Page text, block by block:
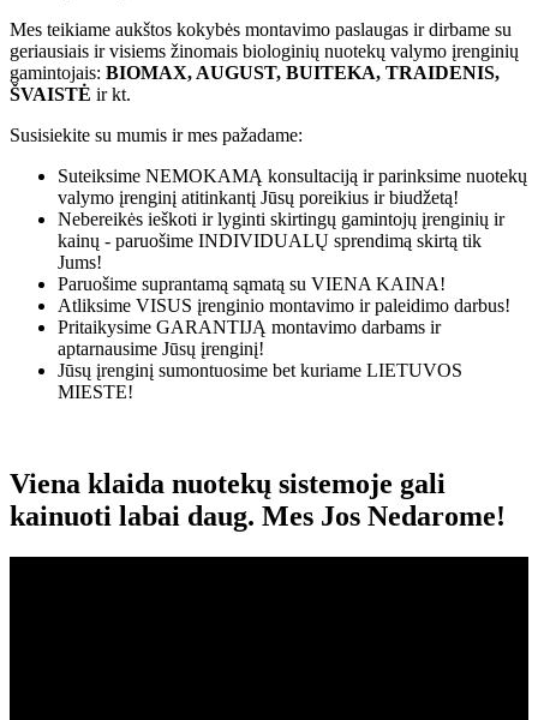
Mes teikiame aukštos kokybės montavimo paslaugas ir dirbame su
geriausiais ir visiems žinomais biologinių nuotekų valymo įrenginių
gamintojais: BIOMAX, AUGUST, BUITEKA, TRAIDENIS,
ŠVAISTĖ ir kt.
Susisiekite su mumis ir mes pažadame:
Suteiksime NEMOKAMĄ konsultaciją ir parinksime nuotekų
valymo įrenginį atitinkantį Jūsų poreikius ir biudžetą!
Nebereikės ieškoti ir lyginti skirtingų gamintojų įrenginių ir
kainų - paruošime INDIVIDUALŲ sprendimą skirtą tik
Jums!
Paruošime suprantamą sąmatą su VIENA KAINA!
Atliksime VISUS įrenginio montavimo ir paleidimo darbus!
Pritaikysime GARANTIJĄ montavimo darbams ir
aptarnausime Jūsų įrenginį!
Jūsų įrenginį sumontuosime bet kuriame LIETUVOS
MIESTE!
Viena klaida nuotekų sistemoje gali
kainuoti labai daug. Mes Jos Nedarome!